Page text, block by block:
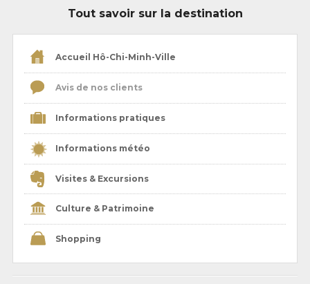
Tout savoir sur la destination
Accueil Hô-Chi-Minh-Ville
Avis de nos clients
Informations pratiques
Informations météo
Visites & Excursions
Culture & Patrimoine
Shopping